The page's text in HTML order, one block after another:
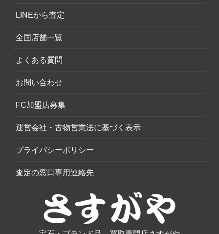
LINEから査定
全国店舗一覧
よくある質問
お問い合わせ
FC加盟店募集
運営会社・古物営業法に基づく表示
プライバシーポリシー
査定の窓口専用連絡先